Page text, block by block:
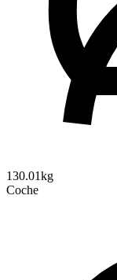
130.01kg
Coche